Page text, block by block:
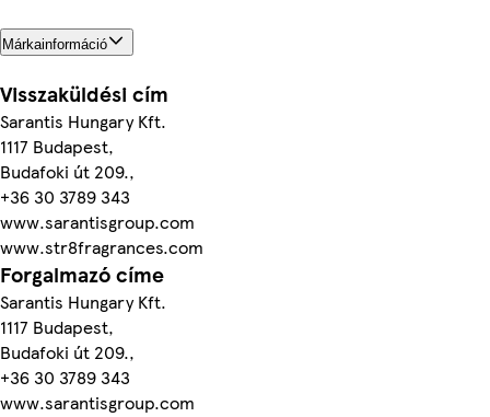
Márkainformáció
Visszaküldési cím
Sarantis Hungary Kft.
1117 Budapest,
Budafoki út 209.,
+36 30 3789 343
www.sarantisgroup.com
www.str8fragrances.com
Forgalmazó címe
Sarantis Hungary Kft.
1117 Budapest,
Budafoki út 209.,
+36 30 3789 343
www.sarantisgroup.com